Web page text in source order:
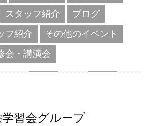
スタッフ紹介
ブログ
フ紹介
その他のイベント
会・講演会
習会グループ